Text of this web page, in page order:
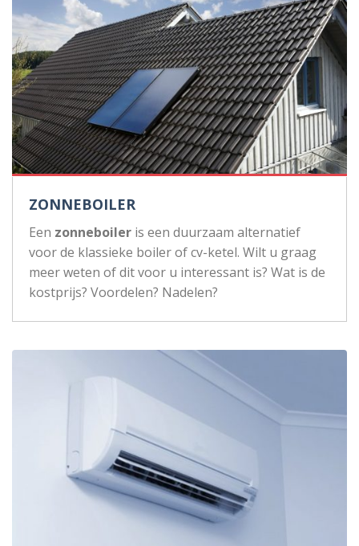
ZONNEBOILER
Een zonneboiler is een duurzaam alternatief
voor de klassieke boiler of cv-ketel. Wilt u graag
meer weten of dit voor u interessant is? Wat is de
kostprijs? Voordelen? Nadelen?